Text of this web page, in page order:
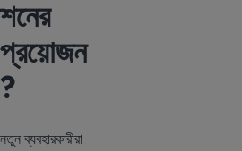
শনের
প্রয়োজন
?
নতুন ব্যবহারকারীরা